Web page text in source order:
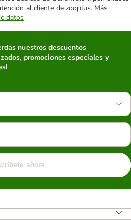
al cliente de zooplus. Más
datos
nuestros descuentos
promociones especiales y
ahora